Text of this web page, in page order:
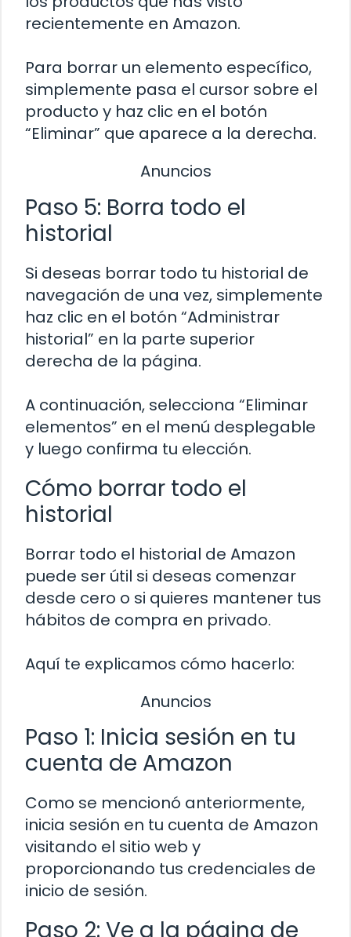
recientemente en Amazon.
Para borrar un elemento específico,
simplemente pasa el cursor sobre el
producto y haz clic en el botón
“Eliminar” que aparece a la derecha.
Anuncios
Paso 5: Borra todo el
historial
Si deseas borrar todo tu historial de
navegación de una vez, simplemente
haz clic en el botón “Administrar
historial” en la parte superior
derecha de la página.
A continuación, selecciona “Eliminar
elementos” en el menú desplegable
y luego confirma tu elección.
Cómo borrar todo el
historial
Borrar todo el historial de Amazon
puede ser útil si deseas comenzar
desde cero o si quieres mantener tus
hábitos de compra en privado.
Aquí te explicamos cómo hacerlo:
Anuncios
Paso 1: Inicia sesión en tu
cuenta de Amazon
Como se mencionó anteriormente,
inicia sesión en tu cuenta de Amazon
visitando el sitio web y
proporcionando tus credenciales de
inicio de sesión.
Paso 2: Ve a la página de